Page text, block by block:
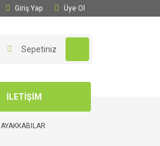
Giriş Yap Üye Ol
Sepetiniz
İLETİŞİM
AYAKKABILAR